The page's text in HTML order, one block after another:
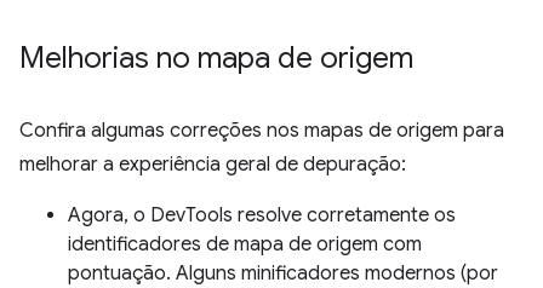
Melhorias no mapa de origem
Confira algumas correções nos mapas de origem para
melhorar a experiência geral de depuração:
Agora, o DevTools resolve corretamente os
identificadores de mapa de origem com
pontuação. Alguns minificadores modernos (por